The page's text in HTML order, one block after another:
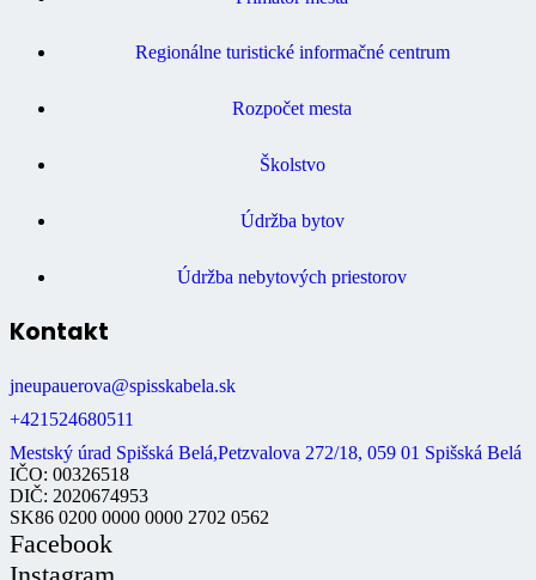
Regionálne turistické informačné centrum
Rozpočet mesta
Školstvo
Údržba bytov
Údržba nebytových priestorov
Kontakt
jneupauerova@spisskabela.sk
+421524680511
Mestský úrad Spišská Belá,Petzvalova 272/18, 059 01 Spišská Belá
IČO: 00326518
DIČ: 2020674953
SK86 0200 0000 0000 2702 0562
Facebook